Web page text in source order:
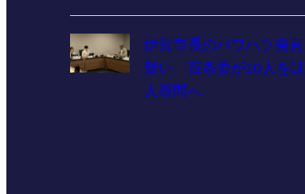
伊賀市長のパワハラ発言
疑い 百条委が10人を証
人尋問へ